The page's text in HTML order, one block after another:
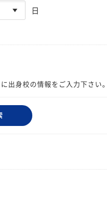
日
出身校の情報をご入力下さい。